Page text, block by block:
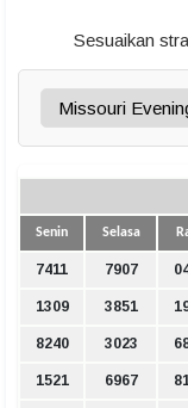
Sesuaikan
Senin Selasa
7411 7907
1309 3851
8240 3023
1521 6967